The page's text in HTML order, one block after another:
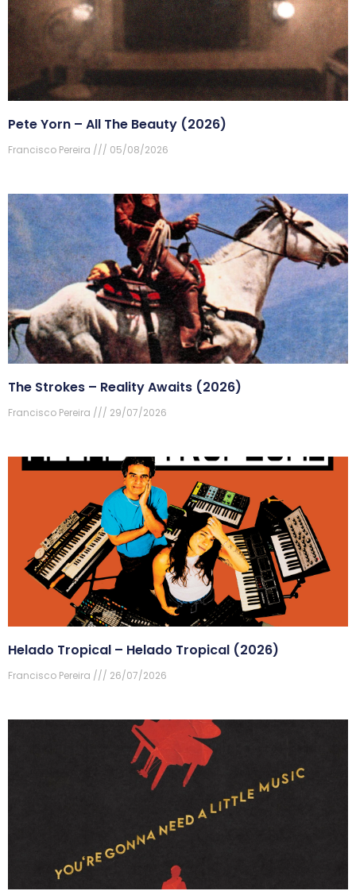
Pete Yorn – All The Beauty (2026)
Francisco Pereira 05/08/2026
The Strokes – Reality Awaits (2026)
Francisco Pereira 29/07/2026
Helado Tropical – Helado Tropical (2026)
Francisco Pereira 26/07/2026